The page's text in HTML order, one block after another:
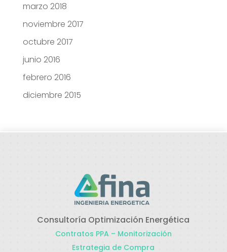
marzo 2018
noviembre 2017
octubre 2017
junio 2016
febrero 2016
diciembre 2015
Consultoría Optimización Energética
Contratos PPA – Monitorización
Estrategia de Compra